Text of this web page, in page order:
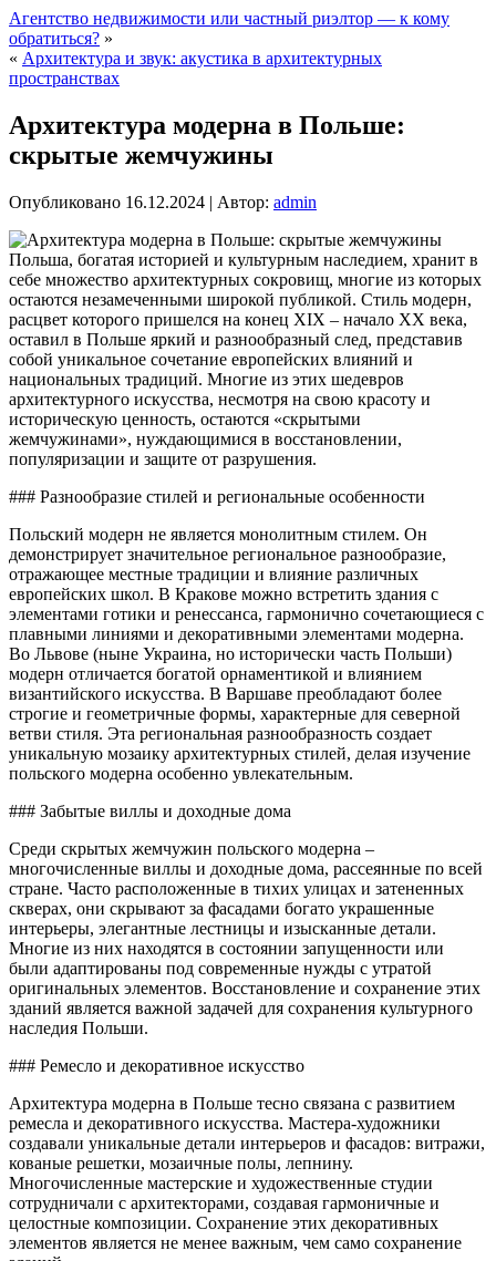
Агентство недвижимости или частный риэлтор — к кому
обратиться? »
« Архитектура и звук: акустика в архитектурных
пространствах
Архитектура модерна в Польше:
скрытые жемчужины
Опубликовано 16.12.2024 | Автор: admin
Польша, богатая историей и культурным наследием, хранит в
себе множество архитектурных сокровищ, многие из которых
остаются незамеченными широкой публикой. Стиль модерн,
расцвет которого пришелся на конец XIX – начало XX века,
оставил в Польше яркий и разнообразный след, представив
собой уникальное сочетание европейских влияний и
национальных традиций. Многие из этих шедевров
архитектурного искусства, несмотря на свою красоту и
историческую ценность, остаются «скрытыми
жемчужинами», нуждающимися в восстановлении,
популяризации и защите от разрушения.
### Разнообразие стилей и региональные особенности
Польский модерн не является монолитным стилем. Он
демонстрирует значительное региональное разнообразие,
отражающее местные традиции и влияние различных
европейских школ. В Кракове можно встретить здания с
элементами готики и ренессанса, гармонично сочетающиеся с
плавными линиями и декоративными элементами модерна.
Во Львове (ныне Украина, но исторически часть Польши)
модерн отличается богатой орнаментикой и влиянием
византийского искусства. В Варшаве преобладают более
строгие и геометричные формы, характерные для северной
ветви стиля. Эта региональная разнообразность создает
уникальную мозаику архитектурных стилей, делая изучение
польского модерна особенно увлекательным.
### Забытые виллы и доходные дома
Среди скрытых жемчужин польского модерна –
многочисленные виллы и доходные дома, рассеянные по всей
стране. Часто расположенные в тихих улицах и затененных
скверах, они скрывают за фасадами богато украшенные
интерьеры, элегантные лестницы и изысканные детали.
Многие из них находятся в состоянии запущенности или
были адаптированы под современные нужды с утратой
оригинальных элементов. Восстановление и сохранение этих
зданий является важной задачей для сохранения культурного
наследия Польши.
### Ремесло и декоративное искусство
Архитектура модерна в Польше тесно связана с развитием
ремесла и декоративного искусства. Мастера-художники
создавали уникальные детали интерьеров и фасадов: витражи,
кованые решетки, мозаичные полы, лепнину.
Многочисленные мастерские и художественные студии
сотрудничали с архитекторами, создавая гармоничные и
целостные композиции. Сохранение этих декоративных
элементов является не менее важным, чем само сохранение